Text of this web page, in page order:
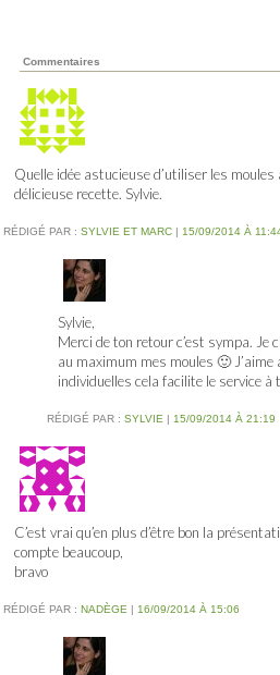
Commentaires
Quelle idée astucieuse d’utiliser les
délicieuse recette. Sylvie.
RÉDIGÉ PAR : SYLVIE ET MARC | 15/09/2014 À
Sylvie,
Merci de ton retour c’est sympa. Je
au maximum mes moules 🙂
individuelles cela facilite le service à
RÉDIGÉ PAR : SYLVIE | 15/09/2014 À 21:19
C’est vrai qu’en plus d’être bon la
compte beaucoup,
bravo
RÉDIGÉ PAR : NADÈGE | 16/09/2014 À 15:06